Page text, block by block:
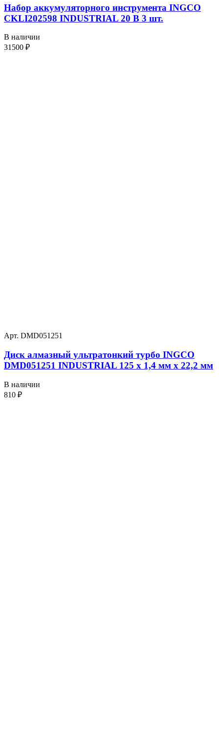
Набор аккумуляторного инструмента INGCO
CKLI202598 INDUSTRIAL 20 В 3 шт.
В наличии
31500 ₽
Арт. DMD051251
Диск алмазный ультратонкий турбо INGCO
DMD051251 INDUSTRIAL 125 х 1,4 мм x 22,2 мм
В наличии
810 ₽